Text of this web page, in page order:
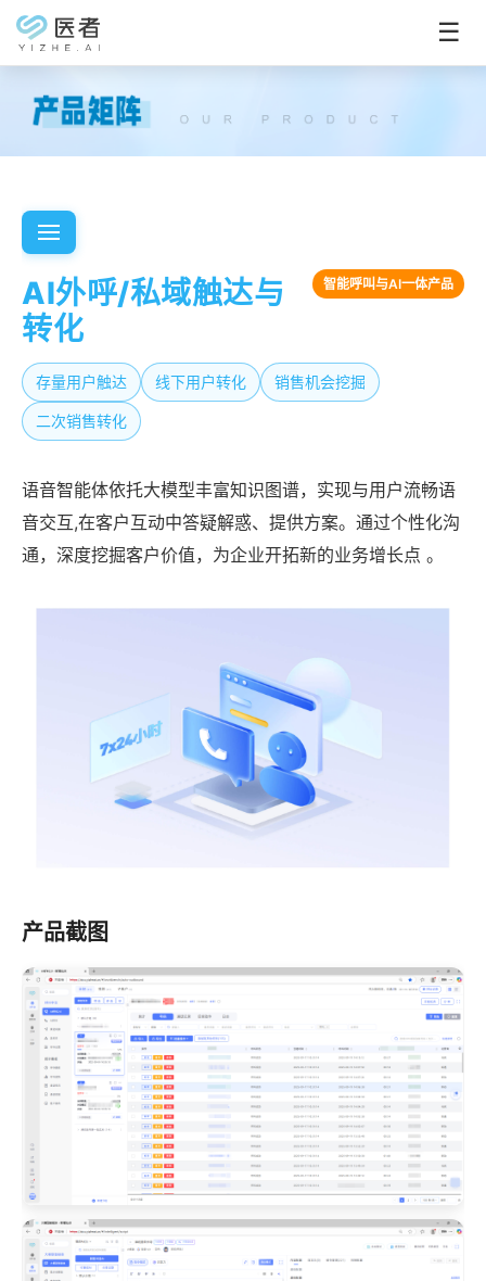
☰
AI外呼/私域触达与
转化
智能呼叫与AI一体产品
存量用户触达 线下用户转化 销售机会挖掘
二次销售转化
语音智能体依托大模型丰富知识图谱，实现与用户流畅语
音交互,在客户互动中答疑解惑、提供方案。通过个性化沟
通，深度挖掘客户价值，为企业开拓新的业务增长点 。
产品截图